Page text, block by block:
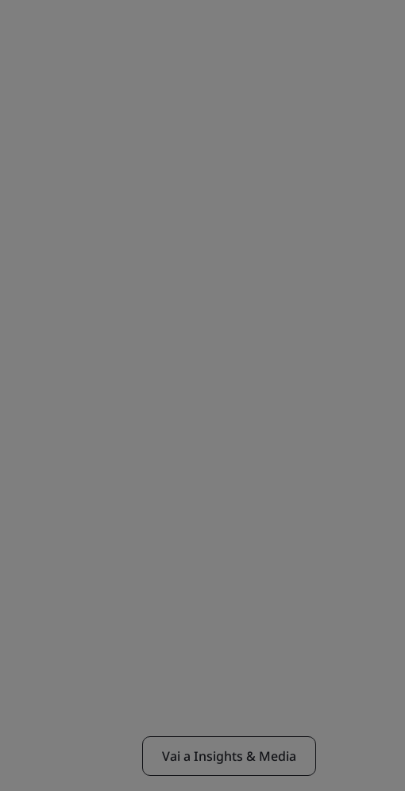
Vai a Insights & Media